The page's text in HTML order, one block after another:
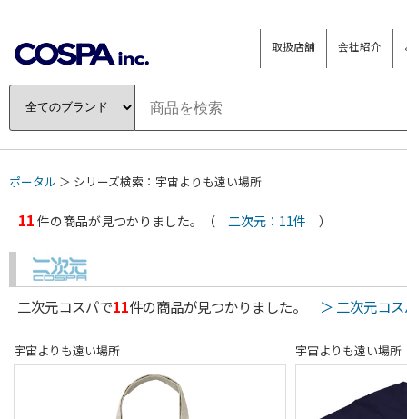
取扱店舗 会社紹介
ポータル ＞ シリーズ検索：宇宙よりも遠い場所
11 件の商品が見つかりました。（ 二次元：11件 ）
二次元コスパで11件の商品が見つかりました。 ＞ 二次元コ
宇宙よりも遠い場所 宇宙よりも遠い場所